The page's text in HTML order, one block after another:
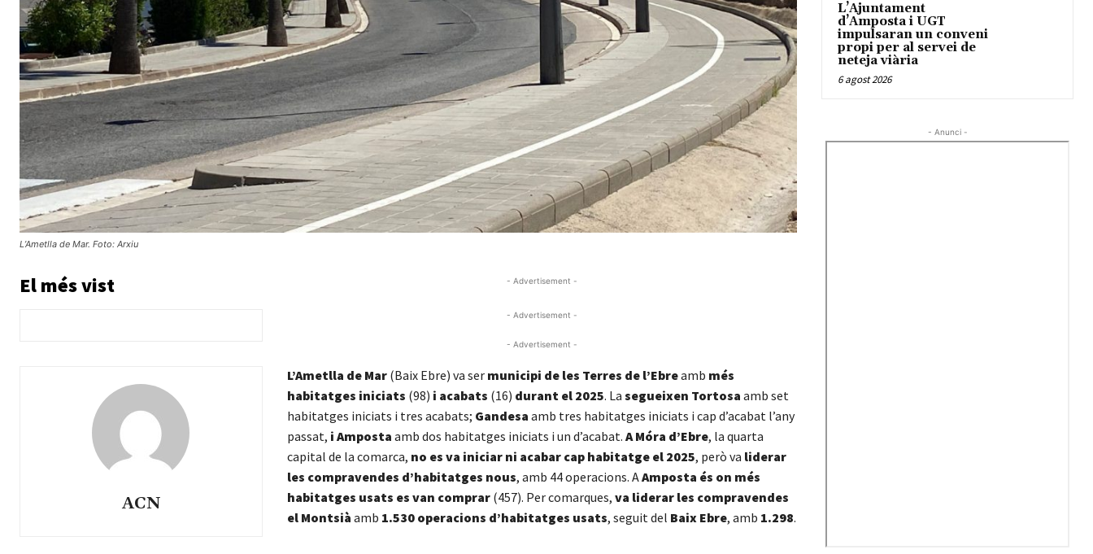
L’Ametlla de Mar. Foto: Arxiu
El més vist
ACN
- Advertisement -
- Advertisement -
- Advertisement -
L’Ametlla de Mar(Baix Ebre) va ser municipi de les Terres de l’Ebreamb més
habitatges iniciats (98) i acabats (16) durant el 2025. La segueixen Tortosa amb set
habitatges iniciats i tres acabats; Gandesa amb tres habitatges iniciats i cap d’acabat l’any
passat, i Amposta amb dos habitatges iniciats i un d’acabat. A Móra d’Ebre, la quarta
capital de la comarca, no es va iniciar ni acabar cap habitatge el 2025, però va liderar
les compravendes d’habitatges nous, amb 44 operacions. AAmposta és on més
habitatges usats es van comprar(457). Per comarques, va liderar les compravendes
el Montsià amb 1.530 operacions d’habitatges usats, seguit del Baix Ebre, amb 1.298.
L’Ajuntament
d’Amposta i UGT
impulsaran un conveni
propi per al servei de
neteja viària
6 agost 2026
- Anunci -